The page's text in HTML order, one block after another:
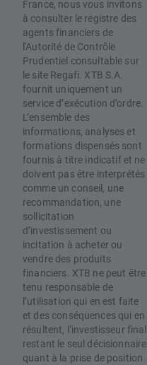
France, nous vous invitons
à consulter le registre des
agents financiers de
l'Autorité de Contrôle
Prudentiel consultable sur
le site Regafi. XTB S.A.
fournit uniquement un
service d’exécution d’ordre.
L’ensemble des
informations, analyses et
formations dispensés sont
fournis à titre indicatif et ne
doivent pas être interprétés
comme un conseil, une
recommandation, une
sollicitation
d’investissement ou
incitation à acheter ou
vendre des produits
financiers. XTB ne peut être
tenu responsable de
l’utilisation qui en est faite
et des conséquences qui en
résultent, l’investisseur final
restant le seul décisionnaire
quant à la prise de position